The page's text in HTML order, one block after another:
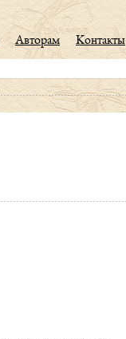
Авторам Контакты